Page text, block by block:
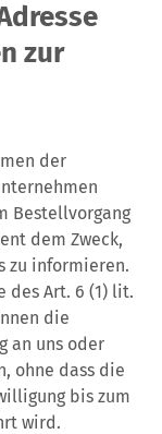
zur
der
Bestellvorgang
dem Zweck,
zu informieren.
des Art. 6 (1) lit.
die
an uns oder
ohne dass die
bis zum
wird.